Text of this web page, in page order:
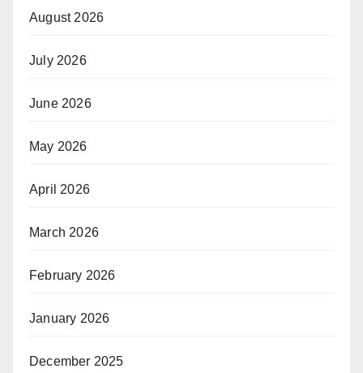
August 2026
July 2026
June 2026
May 2026
April 2026
March 2026
February 2026
January 2026
December 2025